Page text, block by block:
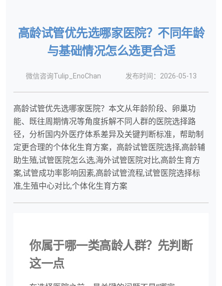
高龄试管优先选哪家医院？不同年龄
与基础情况怎么选更合适
微信咨询Tulip_EnoChan 发布时间：2026-05-13
高龄试管优先选哪家医院？本文从年龄阶段、卵巢功
能、既往周期情况等角度拆解不同人群的医院选择路
径，分析国内外医疗体系差异及关键判断标准，帮助制
定更合理的个体化生育方案，高龄试管医院选择,高龄辅
助生殖,试管医院怎么选,海外试管医院对比,高龄生育方
案,试管成功率影响因素,高龄试管流程,试管医院选择标
准,生殖中心对比,个体化生育方案
你属于哪一类高龄人群？先判断
这一点